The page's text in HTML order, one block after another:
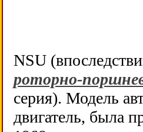
NSU
роторно-
серия). Модель
двигатель, была